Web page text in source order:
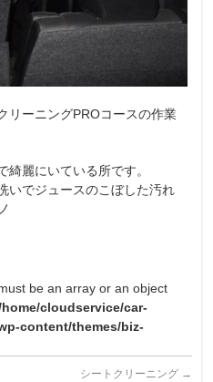
リーニングPROコースの作業
綺麗にいている所です。
いでジュースのこぼした汚れ
be an array or an object
home/cloudservice/car-
content/themes/biz-
シートクリーニング →